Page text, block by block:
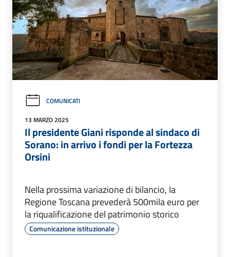
COMUNICATI
13 MARZO 2025
Il presidente Giani risponde al sindaco di
Sorano: in arrivo i fondi per la Fortezza
Orsini
Nella prossima variazione di bilancio, la
Regione Toscana prevederà 500mila euro per
la riqualificazione del patrimonio storico
Comunicazione istituzionale